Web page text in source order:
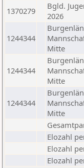
1370279
Bgld.
2026
1244344
Mitte
1244344
Mitte
1244344
Mitte
Elozahl
Elozahl
Elozahl